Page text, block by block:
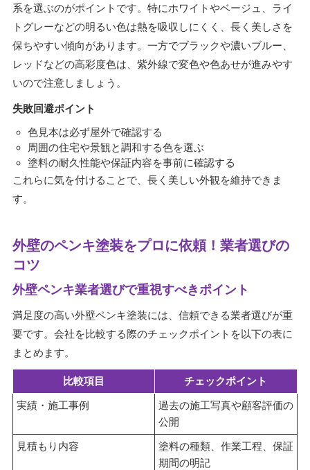
系を選ぶのがポイントです。特にホワイトやベージュ、ライ
トグレーなどの明るい色は熱を吸収しにくく、長く美しさを
保ちやすい傾向があります。一方でブラックや濃いブルー、
レッドなどの高彩度色は、紫外線で変色や色あせが進みやす
いので注意しましょう。
失敗回避ポイント
色見本は必ず屋外で確認する
周囲の住宅や景観と調和する色を選ぶ
塗料の耐久性能や保証内容を事前に確認する
これらに気を付けることで、長く美しい外観を維持できま
す。
外壁のペンキ塗装をプロに依頼！業者選びの
コツ
外壁ペンキ業者選びで重視すべきポイント
満足度の高い外壁ペンキ塗装には、信頼できる業者選びが重
要です。会社を比較する際のチェックポイントを以下の表に
まとめます。
比較項目 チェックポイント
実績・施工事例
過去の施工写真や顧客評価の
公開
見積もり内容
塗料の種類、作業工程、保証
期間の明記